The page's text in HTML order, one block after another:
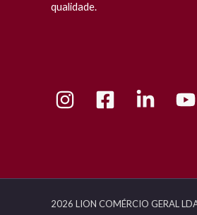
qualidade.
2026 LION COMÉRCIO GERAL